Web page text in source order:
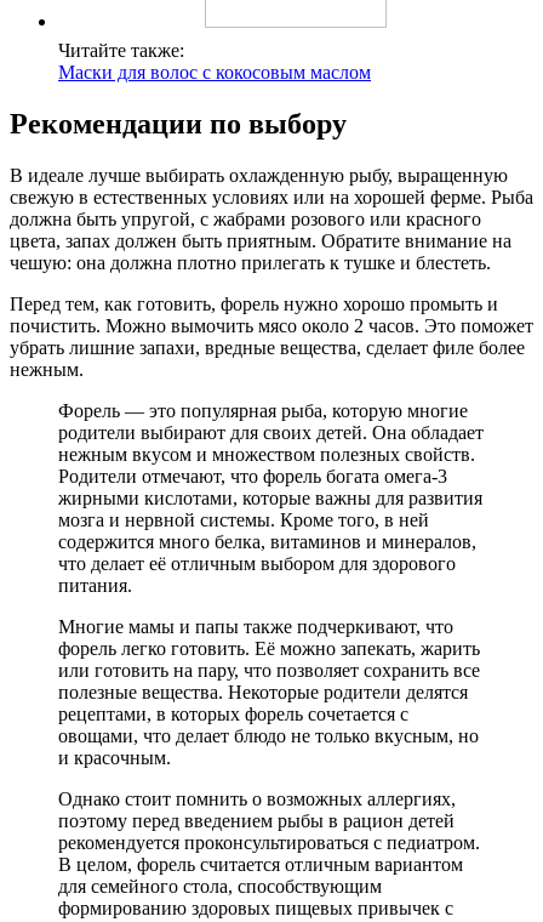
Читайте также:
Маски для волос с кокосовым маслом
Рекомендации по выбору
В идеале лучше выбирать охлажденную рыбу, выращенную
свежую в естественных условиях или на хорошей ферме. Рыба
должна быть упругой, с жабрами розового или красного
цвета, запах должен быть приятным. Обратите внимание на
чешую: она должна плотно прилегать к тушке и блестеть.
Перед тем, как готовить, форель нужно хорошо промыть и
почистить. Можно вымочить мясо около 2 часов. Это поможет
убрать лишние запахи, вредные вещества, сделает филе более
нежным.
Форель — это популярная рыба, которую многие
родители выбирают для своих детей. Она обладает
нежным вкусом и множеством полезных свойств.
Родители отмечают, что форель богата омега-3
жирными кислотами, которые важны для развития
мозга и нервной системы. Кроме того, в ней
содержится много белка, витаминов и минералов,
что делает её отличным выбором для здорового
питания.
Многие мамы и папы также подчеркивают, что
форель легко готовить. Её можно запекать, жарить
или готовить на пару, что позволяет сохранить все
полезные вещества. Некоторые родители делятся
рецептами, в которых форель сочетается с
овощами, что делает блюдо не только вкусным, но
и красочным.
Однако стоит помнить о возможных аллергиях,
поэтому перед введением рыбы в рацион детей
рекомендуется проконсультироваться с педиатром.
В целом, форель считается отличным вариантом
для семейного стола, способствующим
формированию здоровых пищевых привычек с